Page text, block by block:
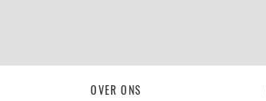
OVER ONS